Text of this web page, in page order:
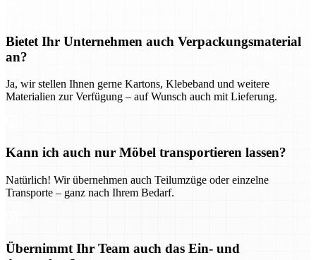
Bietet Ihr Unternehmen auch Verpackungsmaterial
an?
Ja, wir stellen Ihnen gerne Kartons, Klebeband und weitere
Materialien zur Verfügung – auf Wunsch auch mit Lieferung.
Kann ich auch nur Möbel transportieren lassen?
Natürlich! Wir übernehmen auch Teilumzüge oder einzelne
Transporte – ganz nach Ihrem Bedarf.
Übernimmt Ihr Team auch das Ein- und